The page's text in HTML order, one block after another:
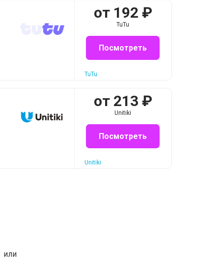
от 192 ₽
TuTu
Посмотреть
TuTu
от 213 ₽
Unitiki
Посмотреть
Unitiki
или